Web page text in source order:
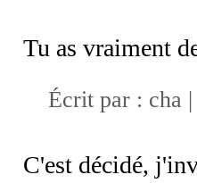
Tu as vraiment
Écrit par : cha
C'est décidé,